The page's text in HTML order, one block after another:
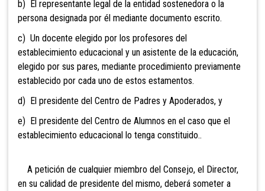
b) El representante legal de la entidad sostenedora o la
persona designada por él mediante documento escrito.
c) Un docente elegido por los profesores del
establecimiento educacional y un asistente de la educación,
elegido por sus pares, mediante procedimiento previamente
establecido por cada uno de estos estamentos.
d) El presidente del Centro de Padres y Apoderados, y
e) El presidente del Centro de Alumnos en el caso que el
establecimiento educacional lo tenga constituido..
A petición de cualquier miembro del Consejo, el Director,
en su calidad de presidente del mismo, deberá someter a